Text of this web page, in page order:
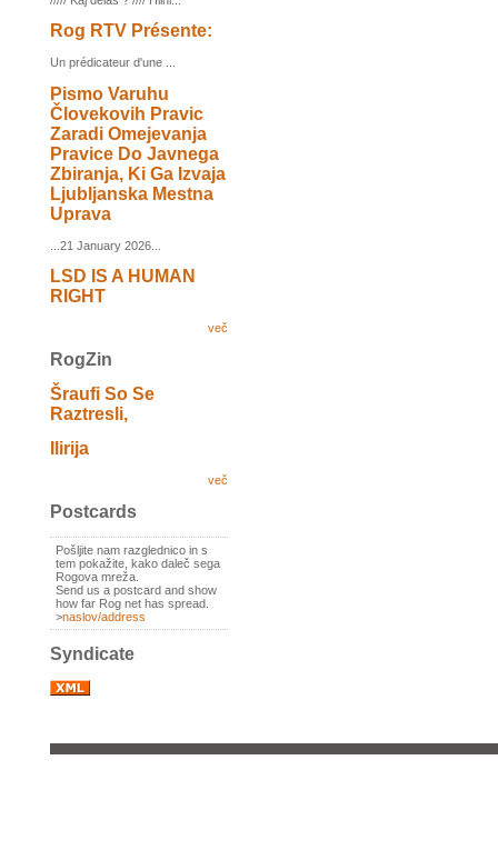
Rog RTV Présente:
Un prédicateur d'une ...
Pismo Varuhu
Človekovih Pravic
Zaradi Omejevanja
Pravice Do Javnega
Zbiranja, Ki Ga Izvaja
Ljubljanska Mestna
Uprava
...21 January 2026...
LSD IS A HUMAN
RIGHT
več
RogZin
Šraufi So Se
Raztresli,
Ilirija
več
Postcards
Pošljite nam razglednico in s
tem pokažite, kako daleč sega
Rogova mreža.
Send us a postcard and show
how far Rog net has spread.
>naslov/address
Syndicate